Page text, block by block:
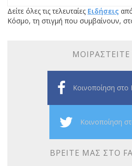
Δείτε όλες τις τελευταίες Ειδήσεις
Κόσμο, τη στιγμή που συμβαίνουν,
Κοινοποίηση στο
Κοινοποίηση
ΒΡΕΊΤΕ ΜΑΣ ΣΤΟ